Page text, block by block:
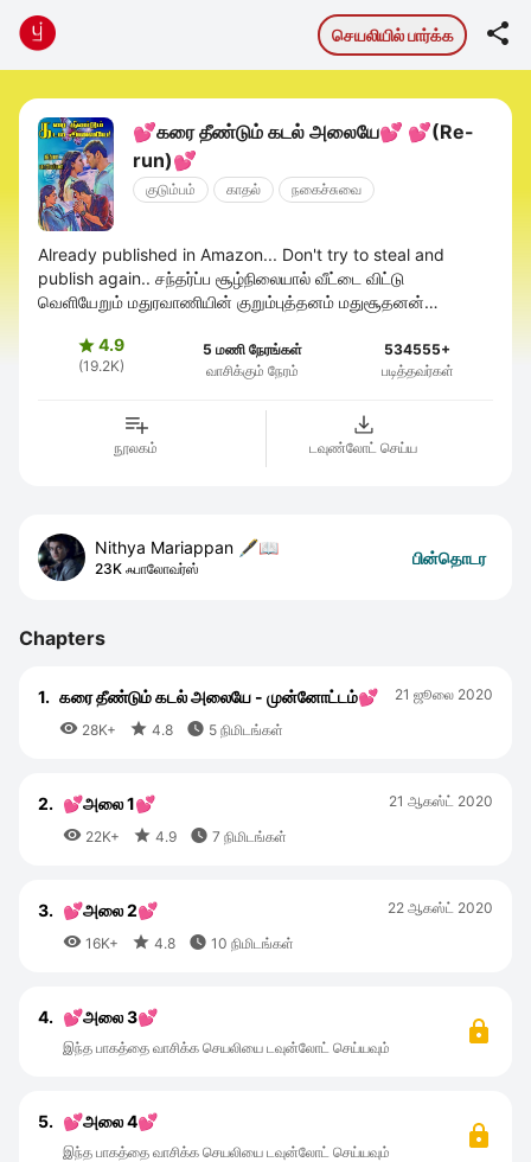
செயலியில் பார்க்க 
💕கரை தீண்டும் கடல் அலையே💕 💕(Re-
run)💕
குடும்பம் காதல் நகைச்சுவை
Already published in Amazon... Don't try to steal and
publish again.. சந்தர்ப்ப சூழ்நிலையால் வீட்டை விட்டு
வெளியேறும் மதுரவாணியின் குறும்புத்தனம் மதுசூதனன்
4.9
(19.2K)
5 மணி நேரங்கள்
வாசிக்கும் நேரம்
534555+
படித்தவர்கள்
நூலகம் டவுண்லோட் செய்ய
Nithya Mariappan 🖋️📖
23K ஃபாலோவர்ஸ்
பின்தொடர
Chapters
1. கரை தீண்டும் கடல் அலையே - முன்னோட்டம்💕
 28K+  4.8  5 நிமிடங்கள்
21 ஜூலை 2020
2. 💕அலை 1💕
 22K+  4.9  7 நிமிடங்கள்
21 ஆகஸ்ட் 2020
3. 💕அலை 2💕
 16K+  4.8  10 நிமிடங்கள்
22 ஆகஸ்ட் 2020
4. 💕அலை 3💕
இந்த பாகத்தை வாசிக்க செயலியை டவுன்லோட் செய்யவும்
5. 💕அலை 4💕
இந்த பாகத்தை வாசிக்க செயலியை டவுன்லோட் செய்யவும்